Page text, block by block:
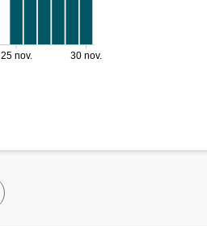
25 nov. 30 nov.